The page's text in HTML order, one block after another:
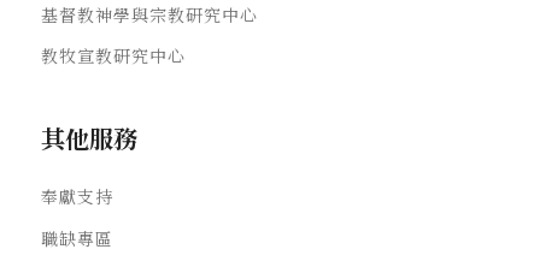
基督教神學與宗教研究中心
教牧宣教研究中心
其他服務
奉獻支持
職缺專區